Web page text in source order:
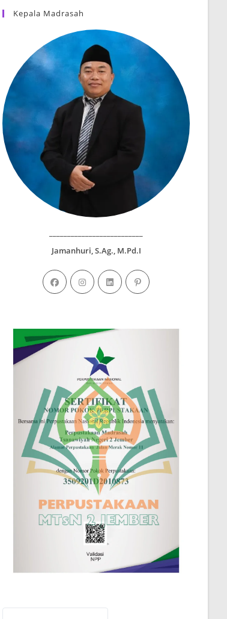
Kepala Madrasah
Jamanhuri, S.Ag., M.Pd.I